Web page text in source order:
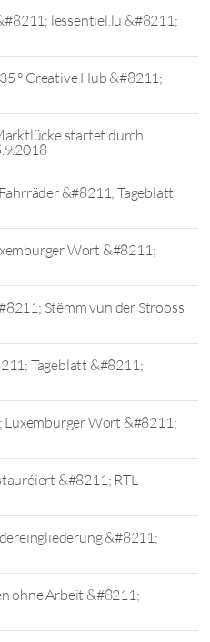
lessentiel.lu &#8211;
° Creative Hub &#8211;
startet durch
&#8211; Tageblatt
Wort &#8211;
Stëmm vun der Strooss
Tageblatt &#8211;
Luxemburger Wort &#8211;
&#8211; RTL
&#8211;
ohne Arbeit &#8211;